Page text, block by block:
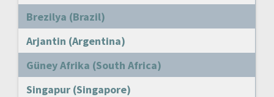
Brezilya (Brazil)
Arjantin (Argentina)
Güney Afrika (South Africa)
Singapur (Singapore)